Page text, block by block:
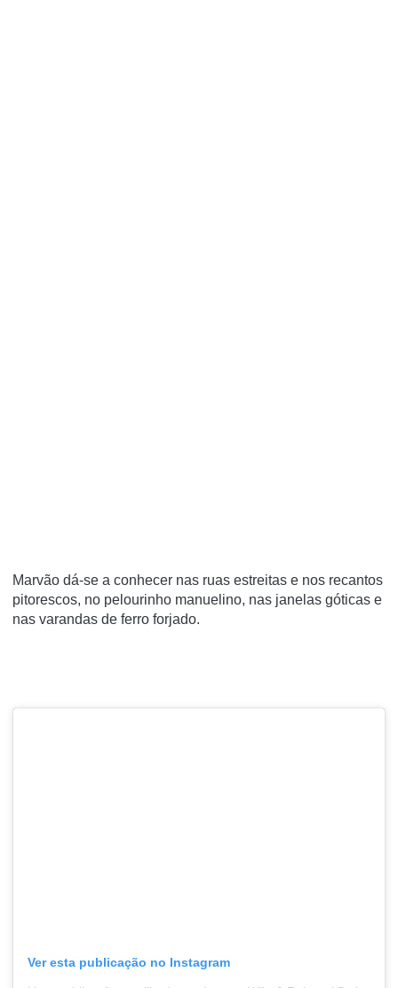
Marvão dá-se a conhecer nas ruas estreitas e nos recantos
pitorescos, no pelourinho manuelino, nas janelas góticas e
nas varandas de ferro forjado.
Ver esta publicação no Instagram